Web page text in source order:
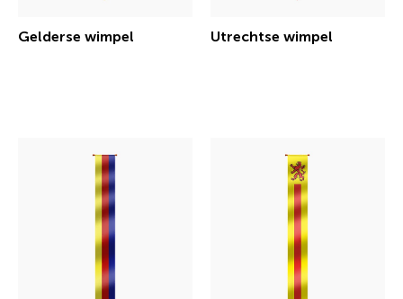
Gelderse wimpel Utrechtse wimpel